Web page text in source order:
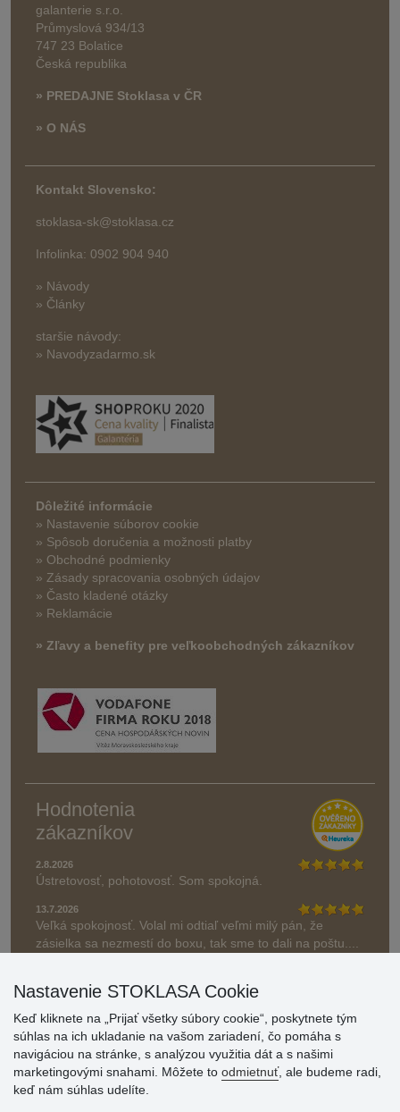
galanterie s.r.o.
Průmyslová 934/13
747 23 Bolatice
Česká republika
» PREDAJNE Stoklasa v ČR
» O NÁS
Kontakt Slovensko:
stoklasa-sk@stoklasa.cz
Infolinka: 0902 904 940
» Návody
» Články
staršie návody:
» Navodyzadarmo.sk
Dôležité informácie
» Nastavenie súborov cookie
» Spôsob doručenia a možnosti platby
» Obchodné podmienky
» Zásady spracovania osobných údajov
» Často kladené otázky
» Reklamácie
» Zľavy a benefity pre veľkoobchodných zákazníkov
Hodnotenia
zákazníkov
2.8.2026
Ústretovosť, pohotovosť. Som spokojná.
13.7.2026
Veľká spokojnosť. Volal mi odtiaľ veľmi milý pán, že
zásielka sa nezmestí do boxu, tak sme to dali na poštu....
» Aktuálne 6948 recenzií
Nastavenie STOKLASA Cookie
Keď kliknete na „Prijať všetky súbory cookie“, poskytnete tým
súhlas na ich ukladanie na vašom zariadení, čo pomáha s
navigáciou na stránke, s analýzou využitia dát a s našimi
marketingovými snahami. Môžete to odmietnuť, ale budeme radi,
keď nám súhlas udelíte.